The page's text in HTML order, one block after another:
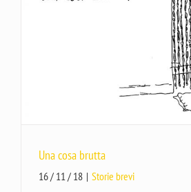
Una cosa brutta
16 / 11 / 18 | Storie brevi